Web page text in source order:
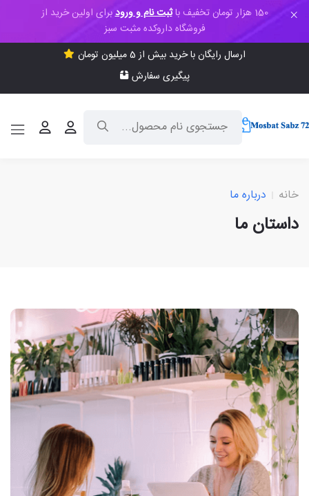
150 هزار تومان تخفیف با ثبت نام و ورودبرای اولین خرید از
فروشگاه داروکده مثبت سبز
ارسال رایگان با خرید بیش از 5 میلیون تومان
پیگیری سفارش
خانه درباره ما
داستان ما